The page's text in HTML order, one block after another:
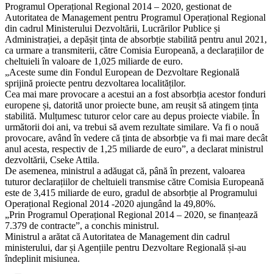
Programul Operațional Regional 2014 – 2020, gestionat de
Autoritatea de Management pentru Programul Operațional Regional
din cadrul Ministerului Dezvoltării, Lucrărilor Publice și
Administrației, a depășit ținta de absorbție stabilită pentru anul 2021,
ca urmare a transmiterii, către Comisia Europeană, a declarațiilor de
cheltuieli în valoare de 1,025 miliarde de euro.
„Aceste sume din Fondul European de Dezvoltare Regională
sprijină proiecte pentru dezvoltarea localităților.
Cea mai mare provocare a acestui an a fost absorbția acestor fonduri
europene și, datorită unor proiecte bune, am reușit să atingem ținta
stabilită. Mulțumesc tuturor celor care au depus proiecte viabile. În
următorii doi ani, va trebui să avem rezultate similare. Va fi o nouă
provocare, având în vedere că ținta de absorbție va fi mai mare decât
anul acesta, respectiv de 1,25 miliarde de euro”, a declarat ministrul
dezvoltării, Cseke Attila.
De asemenea, ministrul a adăugat că, până în prezent, valoarea
tuturor declarațiilor de cheltuieli transmise către Comisia Europeană
este de 3,415 miliarde de euro, gradul de absorbție al Programului
Operațional Regional 2014 -2020 ajungând la 49,80%.
„Prin Programul Operațional Regional 2014 – 2020, se finanțează
7.379 de contracte”, a conchis ministrul.
Ministrul a arătat că Autoritatea de Management din cadrul
ministerului, dar și Agențiile pentru Dezvoltare Regională și-au
îndeplinit misiunea.